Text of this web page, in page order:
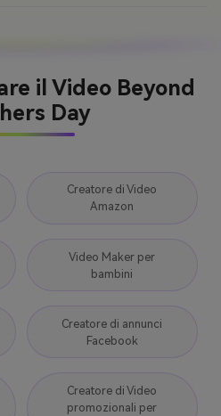
il Video Beyond
Day
Creatore di Video
Amazon
Video Maker per
bambini
Creatore di annunci
Facebook
Creatore di Video
promozionali per